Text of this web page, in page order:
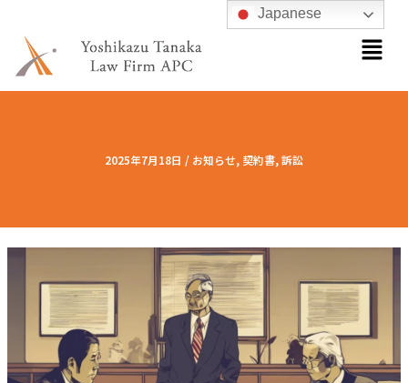
メ
ニ
ー
2025年7月18日 / お知らせ, 契約書,訴訟
Japanese